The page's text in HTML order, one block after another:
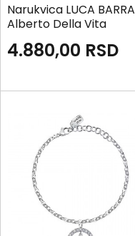
Narukvica LUCA BARRA
Alberto Della Vita
4.880,00 RSD